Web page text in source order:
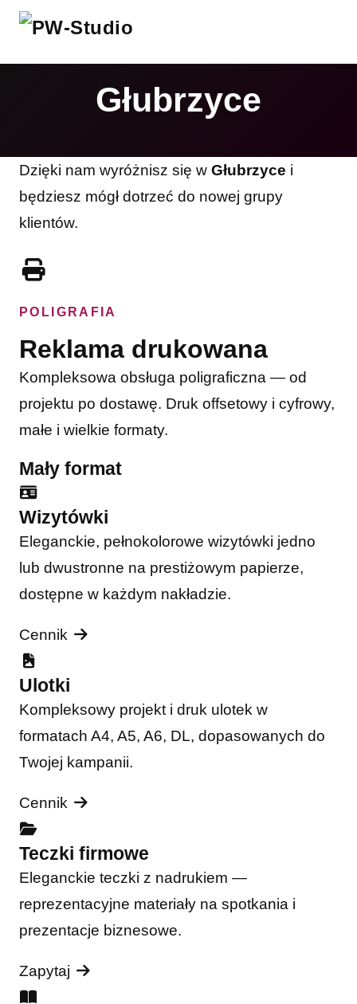
Głubrzyce
Dzięki nam wyróżnisz się w Głubrzyce i
będziesz mógł dotrzeć do nowej grupy
klientów.
POLIGRAFIA
Reklama drukowana
Kompleksowa obsługa poligraficzna — od
projektu po dostawę. Druk offsetowy i cyfrowy,
małe i wielkie formaty.
Mały format
Wizytówki
Eleganckie, pełnokolorowe wizytówki jedno
lub dwustronne na prestiżowym papierze,
dostępne w każdym nakładzie.
Cennik
Ulotki
Kompleksowy projekt i druk ulotek w
formatach A4, A5, A6, DL, dopasowanych do
Twojej kampanii.
Cennik
Teczki firmowe
Eleganckie teczki z nadrukiem —
reprezentacyjne materiały na spotkania i
prezentacje biznesowe.
Zapytaj